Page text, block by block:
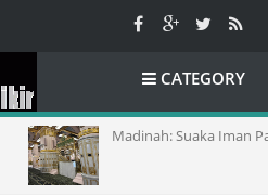
CATEGORY
Madinah: Suaka Iman Paling Aman